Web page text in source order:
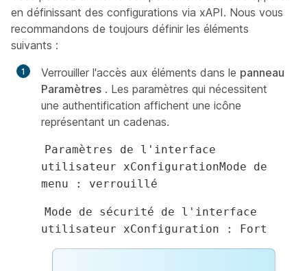
en définissant des configurations via xAPI. Nous vous
recommandons de toujours définir les éléments
suivants :
Verrouiller l'accès aux éléments dans le panneau
Paramètres . Les paramètres qui nécessitent
une authentification affichent une icône
représentant un cadenas.
Paramètres de l'interface
utilisateur xConfigurationMode de
menu : verrouillé
Mode de sécurité de l'interface
utilisateur xConfiguration : Fort